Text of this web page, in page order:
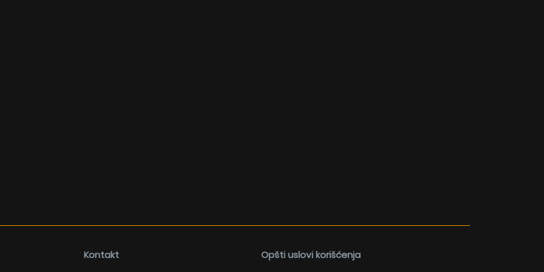
Kontakt Opšti uslovi korišćenja